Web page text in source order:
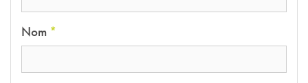
Nom *